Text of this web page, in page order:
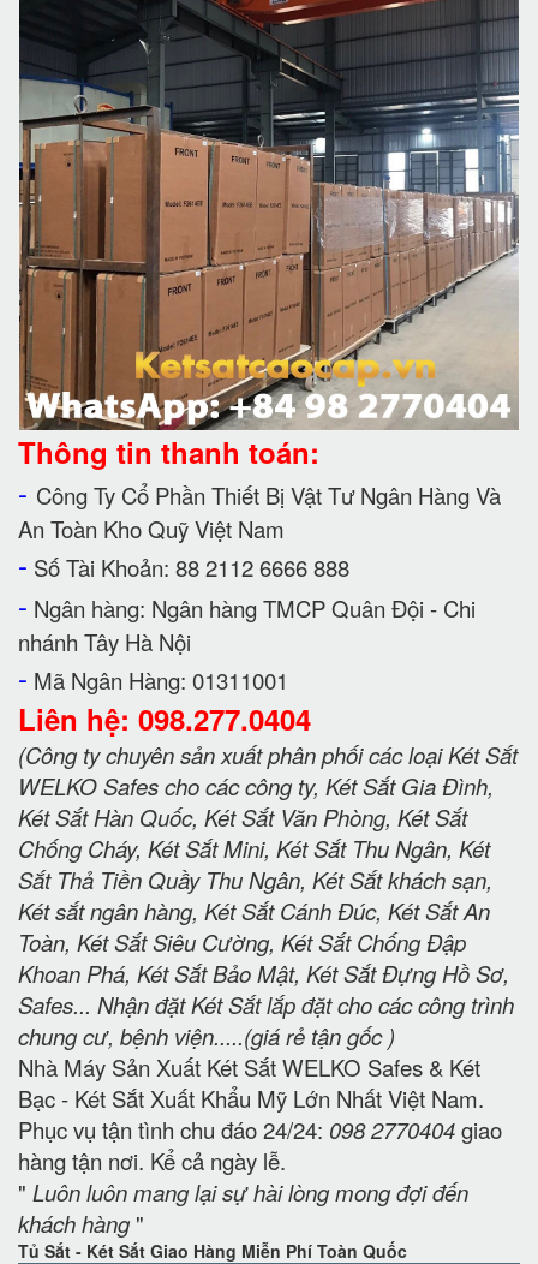
Thông tin thanh toán:
- Công Ty Cổ Phần Thiết Bị Vật Tư Ngân Hàng Và
An Toàn Kho Quỹ Việt Nam
- Số Tài Khoản: 88 2112 6666 888
- Ngân hàng: Ngân hàng TMCP Quân Đội - Chi
nhánh Tây Hà Nội
- Mã Ngân Hàng: 01311001
Liên hệ: 098.277.0404
(Công ty chuyên sản xuất phân phối các loại Két Sắt
WELKO Safes cho các công ty, Két Sắt Gia Đình,
Két Sắt Hàn Quốc, Két Sắt Văn Phòng, Két Sắt
Chống Cháy, Két Sắt Mini, Két Sắt Thu Ngân, Két
Sắt Thả Tiền Quầy Thu Ngân, Két Sắt khách sạn,
Két sắt ngân hàng, Két Sắt Cánh Đúc, Két Sắt An
Toàn, Két Sắt Siêu Cường, Két Sắt Chống Đập
Khoan Phá, Két Sắt Bảo Mật, Két Sắt Đựng Hồ Sơ,
Safes... Nhận đặt Két Sắt lắp đặt cho các công trình
chung cư, bệnh viện.....(giá rẻ tận gốc )
Nhà Máy Sản Xuất Két Sắt WELKO Safes & Két
Bạc - Két Sắt Xuất Khẩu Mỹ Lớn Nhất Việt Nam.
Phục vụ tận tình chu đáo 24/24: 098 2770404giao
hàng tận nơi. Kể cả ngày lễ.
" Luôn luôn mang lại sự hài lòng mong đợi đến
khách hàng"
Tủ Sắt - Két Sắt Giao Hàng Miễn Phí Toàn Quốc